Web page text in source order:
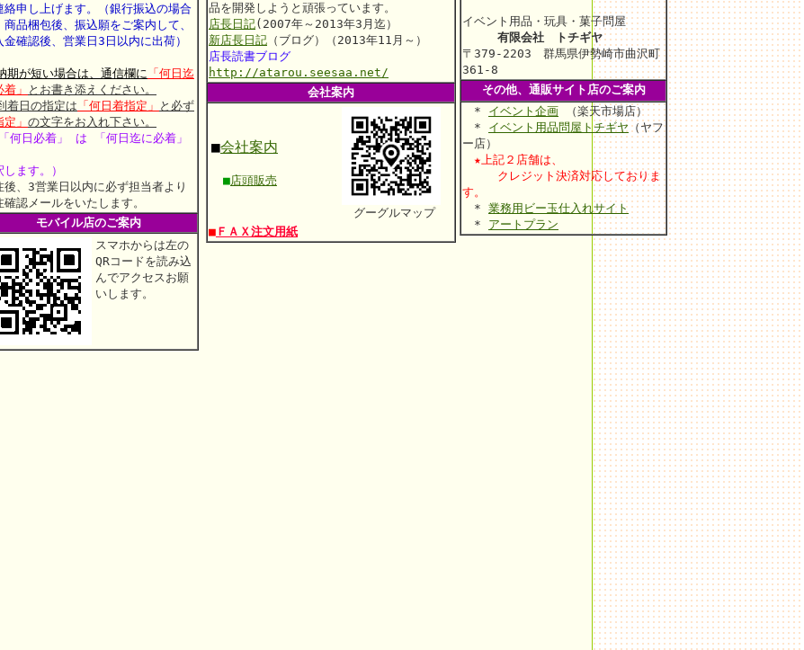
絡申し上げます。
（銀行振込の場合
商品梱包後、振込願をご案内して、
金確認後、営業日3日以内に出荷）
期が短い場合は、通信欄に 「何日迄
」 とお書き添えください。
着日の指定は 「何日着指定」 と必ず
定」 の文字をお入れ下さい。
何日必着」 は 「何日迄に必着」
します。）
後、3営業日以内に必ず担当者より
確認メールをいたします。
モバイル店のご案内
スマホからは左の
QRコードを読み込
んでアクセスお願
いします。
品を開発しようと頑張っています。
店長日記(2007年～2013年3月迄）
新店長日記 （ブログ）（2013年11月～）
店長読書ブログ
http://atarou.seesaa.net/
会社案内
■会社案内
■店頭販売
グーグルマップ
■ ＦＡＸ注文用紙
イベント用品・玩具・菓子問屋
有限会社 トチギヤ
〒379-2203 群馬県伊勢崎市曲沢町
361-8
その他、通販サイト店のご案内
* イベント企画 （楽天市場店）
* イベント用品問屋トチギヤ （ヤフ
ー店）
★上記２店舗は、
クレジット決済対応しておりま
す。
* 業務用ビー玉仕入れサイト
* アートプラン